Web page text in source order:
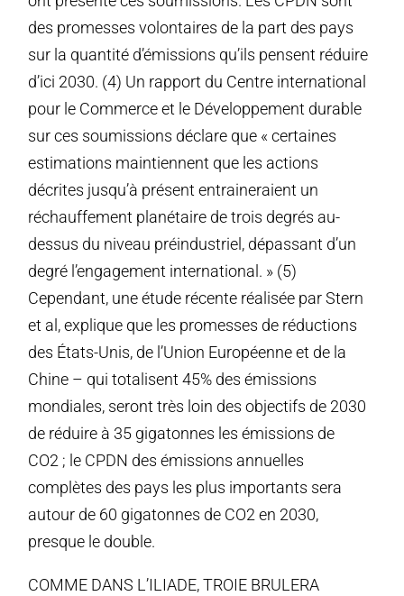
des promesses volontaires de la part des pays
sur la quantité d’émissions qu’ils pensent réduire
d’ici 2030. (4) Un rapport du Centre international
pour le Commerce et le Développement durable
sur ces soumissions déclare que « certaines
estimations maintiennent que les actions
décrites jusqu’à présent entraineraient un
réchauffement planétaire de trois degrés au-
dessus du niveau préindustriel, dépassant d’un
degré l’engagement international. » (5)
Cependant, une étude récente réalisée par Stern
et al, explique que les promesses de réductions
des États-Unis, de l’Union Européenne et de la
Chine – qui totalisent 45% des émissions
mondiales, seront très loin des objectifs de 2030
de réduire à 35 gigatonnes les émissions de
CO2 ; le CPDN des émissions annuelles
complètes des pays les plus importants sera
autour de 60 gigatonnes de CO2 en 2030,
presque le double.
COMME DANS L’ILIADE, TROIE BRULERA